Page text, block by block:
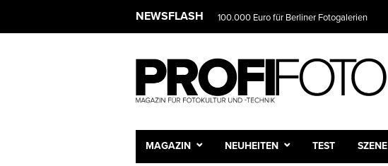
NEWSFLASH 100.000 Euro für Berliner Fotogalerien
MAGAZIN NEUHEITEN TEST SZENE